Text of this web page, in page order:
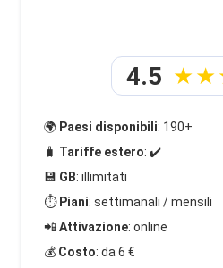
4.5
🌍 Paesi disponibili: 190+
🧳 Tariffe estero: ✔️
💾 GB: illimitati
⏱️ Piani: settimanali / mensili
📲Attivazione: online
💰 Costo: da 6 €